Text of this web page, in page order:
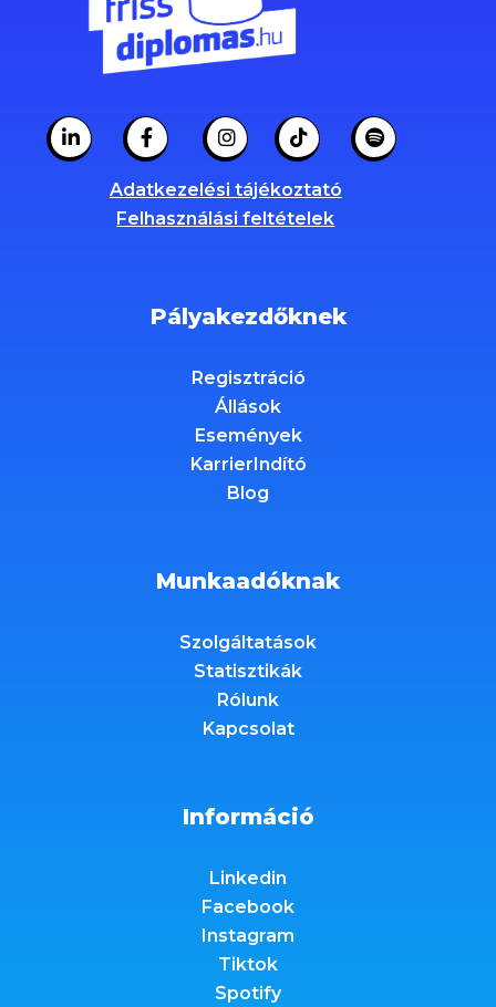
Adatkezelési tájékoztató
Felhasználási feltételek
Pályakezdőknek
Regisztráció
Állások
Események
KarrierIndító
Blog
Munkaadóknak
Szolgáltatások
Statisztikák
Rólunk
Kapcsolat
Információ
Linkedin
Facebook
Instagram
Tiktok
Spotify